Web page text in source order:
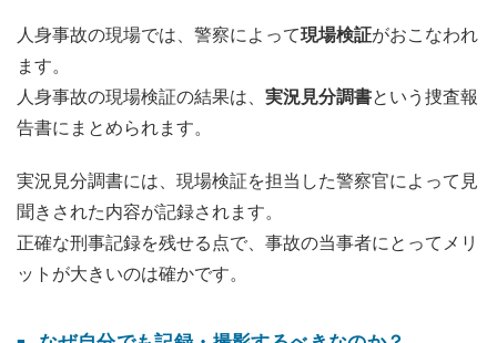
人身事故の現場では、警察によって現場検証がおこなわれ
ます。
人身事故の現場検証の結果は、 実況見分調書という捜査報
告書にまとめられます。
実況見分調書には、現場検証を担当した警察官によって見
聞きされた内容が記録されます。
正確な刑事記録を残せる点で、事故の当事者にとってメリ
ットが大きいのは確かです。